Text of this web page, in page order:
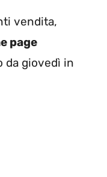
vendita,
page
da giovedì in